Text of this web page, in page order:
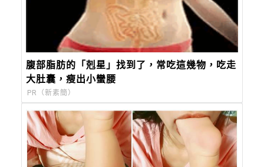
腹部脂肪的「剋星」找到了，常吃這幾物，吃走
大肚囊，瘦出小蠻腰
PR（新素簡）